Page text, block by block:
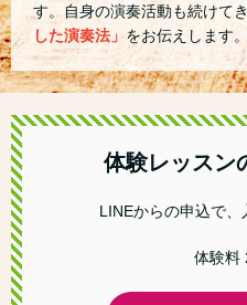
す。自身の演奏活動も続けて
した演奏法」をお伝えします
体験レッスン
LINEからの申込で、
体験料